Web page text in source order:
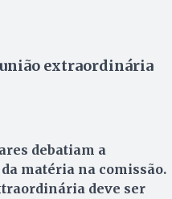
extraordinária
debatiam a
matéria na comissão.
deve ser